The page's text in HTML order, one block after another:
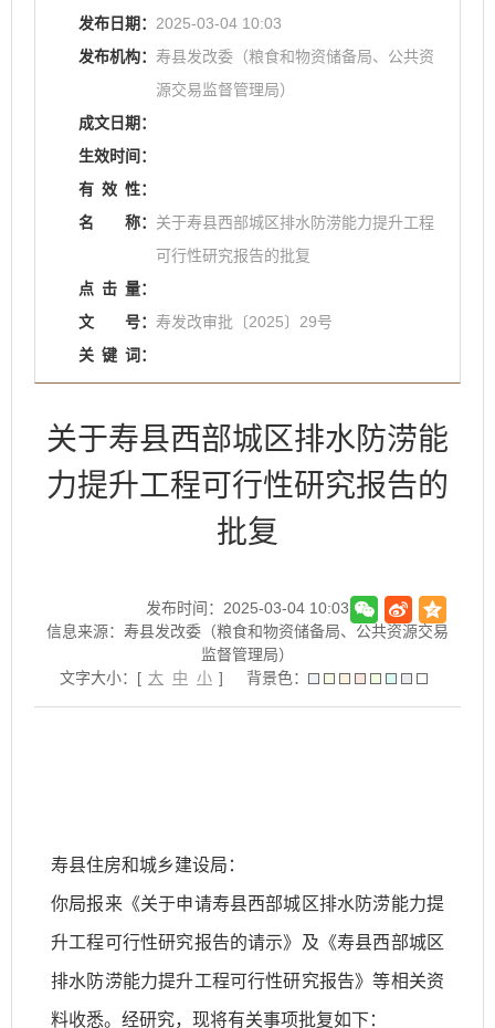
发布日期： 2025-03-04 10:03
发布机构： 寿县发改委（粮食和物资储备局、公共资
源交易监督管理局）
成文日期：
生效时间：
有 效 性：
名
称： 关于寿县西部城区排水防涝能力提升工程
可行性研究报告的批复
点 击 量：
文
号： 寿发改审批〔2025〕29号
关 键 词：
关于寿县西部城区排水防涝能
力提升工程可行性研究报告的
批复
发布时间：2025-03-04 10:03
信息来源：寿县发改委（粮食和物资储备局、公共资源交易
监督管理局）
文字大小：[ 大 中 小 ] 背景色：
寿县住房和城乡建设局：
你局报来《关于申请寿县西部城区排水防涝能力提
升工程可行性研究报告的请示》及《寿县西部城区
排水防涝能力提升工程可行性研究报告》等相关资
料收悉。经研究，现将有关事项批复如下：